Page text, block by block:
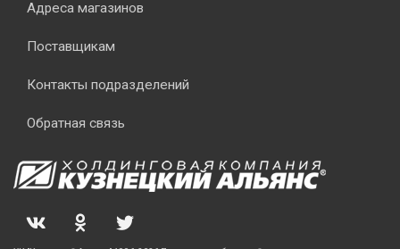
Адреса магазинов
Поставщикам
Контакты подразделений
Обратная связь